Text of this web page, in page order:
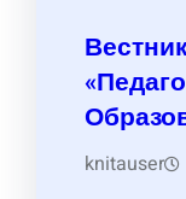
knitauser